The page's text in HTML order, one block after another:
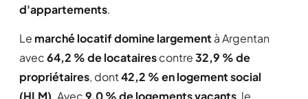
d'appartements.
Le marché locatif domine largement à Argentan
avec64,2 % de locatairescontre32,9 % de
propriétaires, dont42,2 % en logement social
(HLM). Avec9,0 % de logements vacants, le